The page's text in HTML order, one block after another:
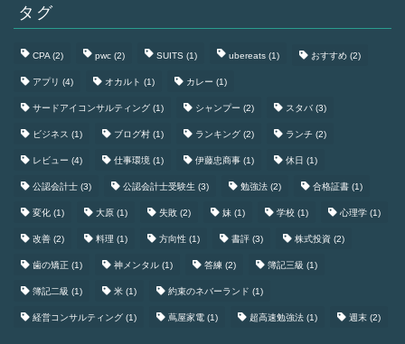
タグ
CPA (2) pwc (2) SUITS (1) ubereats (1) おすすめ (2)
アプリ (4) オカルト (1) カレー (1)
サードアイコンサルティング (1) シャンプー (2) スタバ (3)
ビジネス (1) ブログ村 (1) ランキング (2) ランチ (2)
レビュー (4) 仕事環境 (1) 伊藤忠商事 (1) 休日 (1)
公認会計士 (3) 公認会計士受験生 (3) 勉強法 (2) 合格証書 (1)
変化 (1) 大原 (1) 失敗 (2) 妹 (1) 学校 (1) 心理学 (1)
改善 (2) 料理 (1) 方向性 (1) 書評 (3) 株式投資 (2)
歯の矯正 (1) 神メンタル (1) 答練 (2) 簿記三級 (1)
簿記二級 (1) 米 (1) 約束のネバーランド (1)
経営コンサルティング (1) 蔦屋家電 (1) 超高速勉強法 (1) 週末 (2)